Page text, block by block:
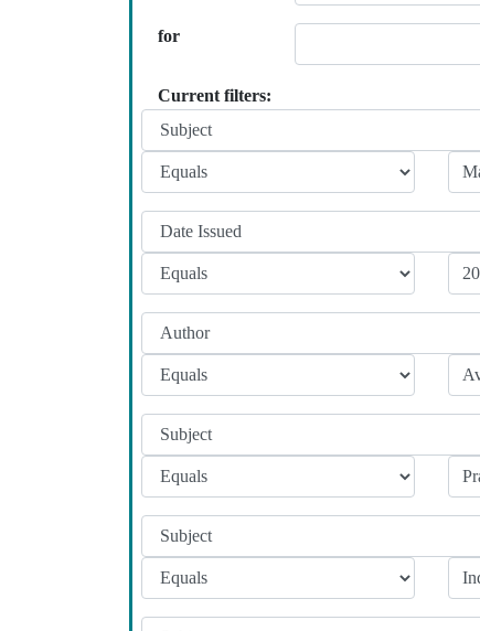
for
Current filters: